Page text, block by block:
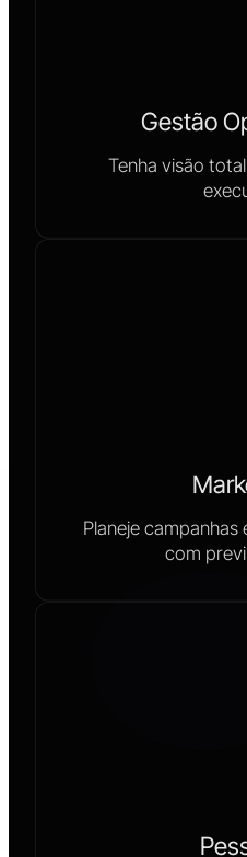
Gestão
Tenha visão
Planeje
com